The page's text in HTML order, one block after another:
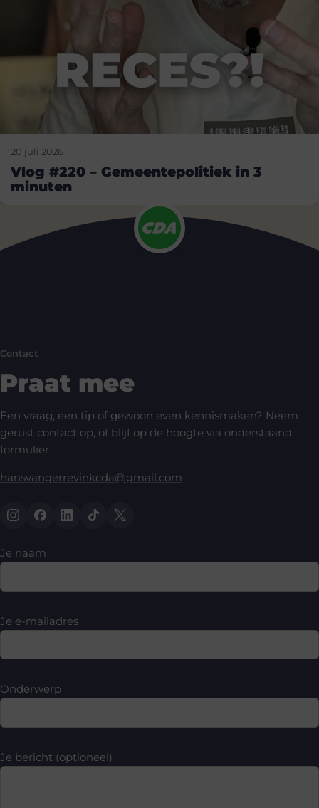
20 juli 2026
Vlog #220 – Gemeentepolitiek in 3
minuten
Contact
Praat mee
Een vraag, een tip of gewoon even kennismaken? Neem
gerust contact op, of blijf op de hoogte via onderstaand
formulier.
hansvangerrevinkcda@gmail.com
Je naam
Je e-mailadres
Onderwerp
Je bericht (optioneel)